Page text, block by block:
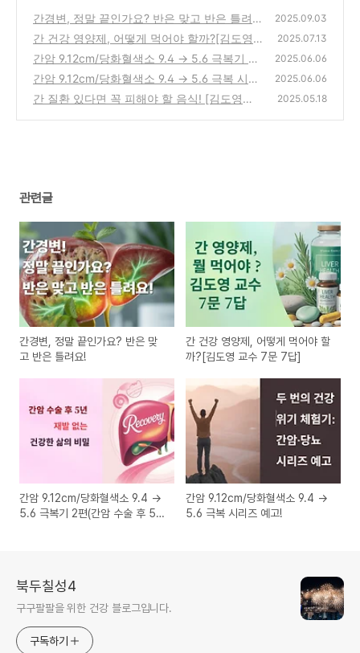
간경변, 정말 끝인가요? 반은 맞고 반은 틀려
요!
(0)
2025.09.03
간 건강 영양제, 어떻게 먹어야 할까?[김도영
교수 7문 7답]
(0)
2025.07.13
간암 9.12cm/당화혈색소 9.4 → 5.6 극복기 2
편(간암 수술 후 5년, 재발 없는 건강한 삶의
비밀)
(0)
2025.06.06
간암 9.12cm/당화혈색소 9.4 → 5.6 극복 시리
즈 예고!
(0)
2025.06.06
간 질환 있다면 꼭 피해야 할 음식! [김도영교
2025.05.18
관련글
간경변, 정말 끝인가요? 반은 맞
고 반은 틀려요!
간 건강 영양제, 어떻게 먹어야 할
까?[김도영 교수 7문 7답]
간암 9.12cm/당화혈색소 9.4 →
5.6 극복기 2편(간암 수술 후 5
간암 9.12cm/당화혈색소 9.4 →
5.6 극복 시리즈 예고!
북두칠성4
구구팔팔을 위한 건강 블로그입니다.
구독하기